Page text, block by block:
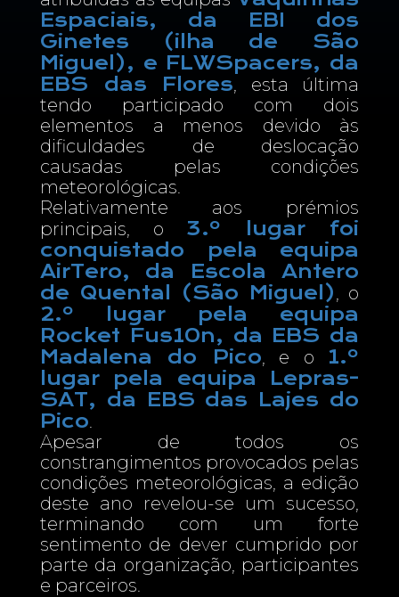
Espaciais, da EBI dos
Ginetes (ilha de São
Miguel), e FLWSpacers, da
EBS das Flores, esta última
tendo participado com dois
elementos a menos devido às
dificuldades de deslocação
causadas pelas condições
meteorológicas.
Relativamente aos prémios
principais, o 3.º lugar foi
conquistado pela equipa
AirTero, da Escola Antero
de Quental (São Miguel), o
2.º lugar pela equipa
Rocket Fus10n, da EBS da
Madalena do Pico, e o 1.º
lugar pela equipa Lepras-
SAT, da EBS das Lajes do
Pico.
Apesar de todos os
constrangimentos provocados pelas
condições meteorológicas, a edição
deste ano revelou-se um sucesso,
terminando com um forte
sentimento de dever cumprido por
parte da organização, participantes
e parceiros.